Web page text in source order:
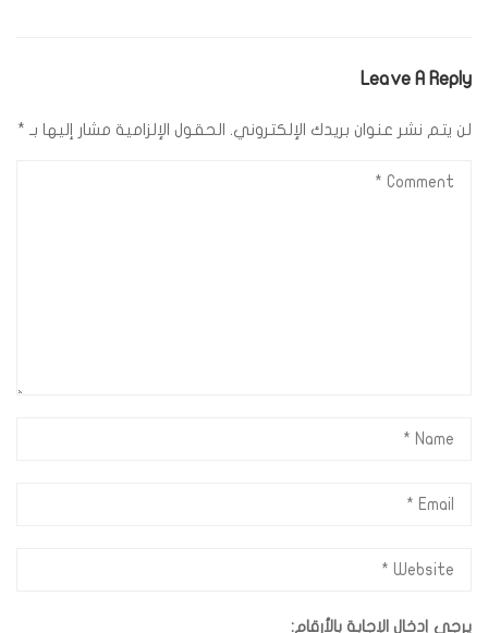
Leave A Reply
لن يتم نشر عنوان بريدك الإلكتروني. الحقول الإلزامية مشار إليها بـ *
يرجى إدخال الإجابة بالأرقام: